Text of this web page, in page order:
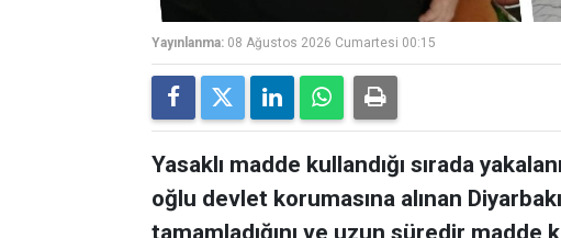
Yayınlanma: 08 Ağustos 2026 Cumartesi 00:15
Yasaklı madde kullandığı sırada
oğlu devlet korumasına alınan
tamamladığını ve uzun süredir madde